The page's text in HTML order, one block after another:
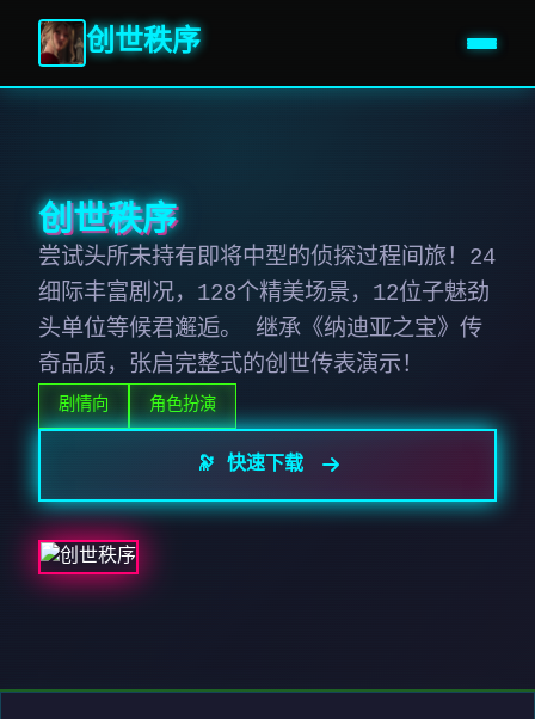
创世秩序
创世秩序
尝试头所未持有即将中型的侦探过程间旅！24
细际丰富剧况，128个精美场景，12位子魅劲
头单位等候君邂逅。 继承《纳迪亚之宝》传
奇品质，张启完整式的创世传表演示！
剧情向 角色扮演
🔭 快速下载